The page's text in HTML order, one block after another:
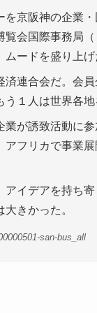
京阪神の企業
会国際事務局
ードを盛り上げ
連合会だ。会
１人は世界各地
が誘致活動に
フリカで事業
イデアを持ち
きかった。
san-bus_all